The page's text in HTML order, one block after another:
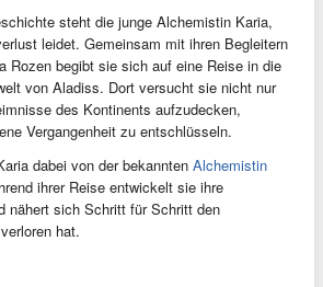
steht die junge Alchemistin Karia,
leidet. Gemeinsam mit ihren Begleitern
Rozen begibt sie sich auf eine Reise in die
von Aladiss. Dort versucht sie nicht nur
des Kontinents aufzudecken,
Vergangenheit zu entschlüsseln.
dabei von der bekannten Alchemistin
ihrer Reise entwickelt sie ihre
nähert sich Schritt für Schritt den
hat.